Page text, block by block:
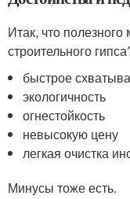
Итак, что
строительного
быстрое
экологичность
огнестойкость
невысокую цену
легкая очистка
Минусы тоже есть.